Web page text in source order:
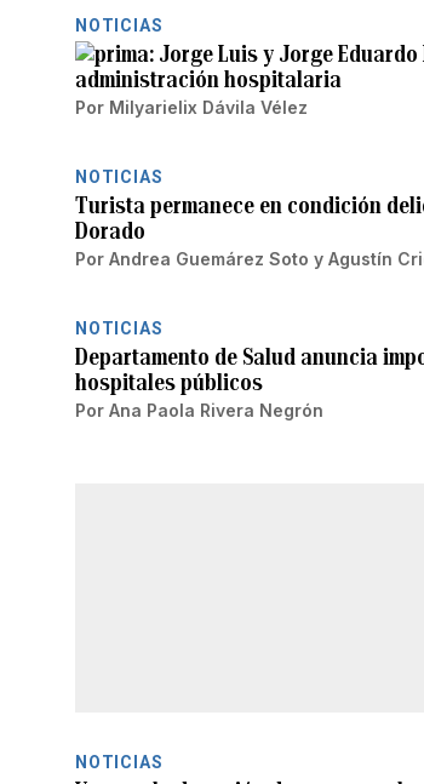
NOTICIAS
Jorge Luis y Jorge
administración hospitalaria
Por Milyarielix Dávila Vélez
NOTICIAS
Turista permanece en condición
Dorado
Por Andrea Guemárez Soto y Agustín
NOTICIAS
Departamento de Salud anuncia
hospitales públicos
Por Ana Paola Rivera Negrón
NOTICIAS